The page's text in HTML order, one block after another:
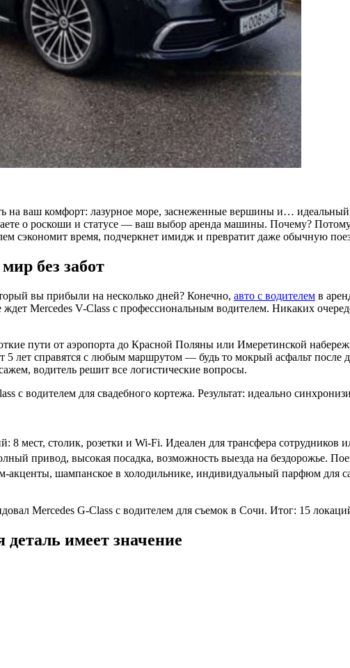
на ваш комфорт: лазурное море, заснеженные вершины и… идеальный
о роскоши и статусе — ваш выбор аренда машины. Почему? Потому
сэкономит время, подчеркнет имидж и превратит даже обычную
без забот
вы прибыли на несколько дней? Конечно, авто с водителем в
ждет Mercedes V-Class с профессиональным водителем. Никаких
пути от аэропорта до Красной Поляны или Имеретинской
5 лет справятся с любым маршрутом — будь то мокрый асфальт после
водитель решит все логистические вопросы.
с водителем для свадебного кортежа. Результат: идеально
8 мест, столик, розетки и Wi-Fi. Идеален для трансфера сотрудников
привод, высокая посадка, возможность выезда на бездорожье.
акценты, шампанское в холодильнике, индивидуальный парфюм для
Mercedes G-Class с водителем для съемок в Сочи. Итог: 15
имеет значение